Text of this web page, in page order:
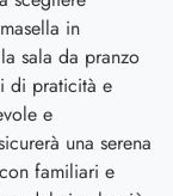
in
sala da pranzo
di praticità e
e
una serena
familiari e